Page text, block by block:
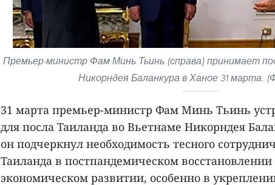
Премьер-министр Фам Минь Тьинь (справа) принимает
Никорндея Баланкура в Ханое 31 марта.
31 марта премьер-министр Фам Минь Тьинь
для посла Таиланда во Вьетнаме Никорндея
он подчеркнул необходимость тесного
Таиланда в постпандемическом
экономическом развитии, особенно в